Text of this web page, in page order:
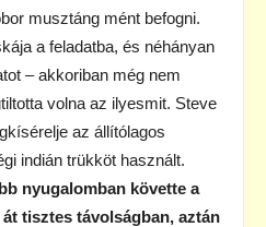
musztáng mént befogni.
a feladatba, és néhányan
– akkoriban még nem
volna az ilyesmit. Steve
az állítólagos
indián trükköt használt.
nyugalomban követte a
tisztes távolságban, aztán